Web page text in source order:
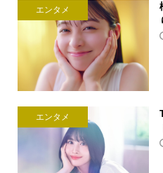
エンタメ
エンタメ